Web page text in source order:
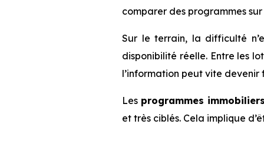
comparer des programmes
Sur le terrain, la difficulté
disponibilité réelle. Entre les
l’information peut vite devenir
Les programmes
et très ciblés. Cela implique